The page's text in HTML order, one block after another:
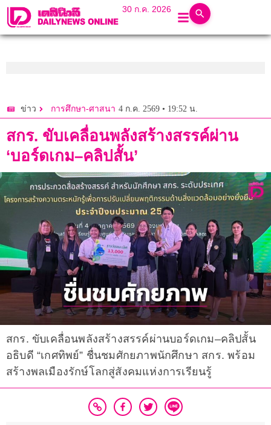
30 ก.ค. 2026
ข่าว การศึกษา-ศาสนา 4 ก.ค. 2569 • 19:52 น.
สกร. ขับเคลื่อนพลังสร้างสรรค์ผ่าน
‘บอร์ดเกม–คลิปสั้น’
สกร. ขับเคลื่อนพลังสร้างสรรค์ผ่านบอร์ดเกม–คลิปสั้น
อธิบดี “เกศทิพย์” ชื่นชมศักยภาพนักศึกษา สกร. พร้อม
สร้างพลเมืองรักษ์โลกสู่สังคมแห่งการเรียนรู้